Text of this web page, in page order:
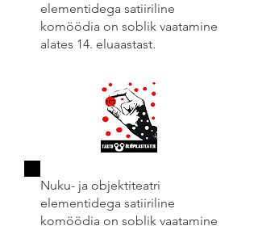
elementidega satiiriline
komöödia on soblik vaatamine
alates 14. eluaastast.
Nuku- ja objektiteatri
elementidega satiiriline
komöödia on soblik vaatamine